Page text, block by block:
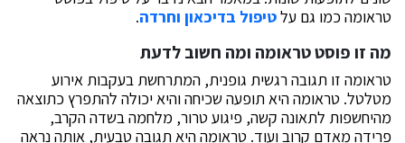
טראומה כמו גם עלטיפול בדיכאון וחרדה.
מה זו פוסט טראומה ומה חשוב לדעת
טראומה זו תגובה רגשית גופנית, המתרחשת בעקבות אירוע
מטלטל. טראומה היא תופעה שכיחה והיא יכולה להתפרץ כתוצאה
מהיחשפות לתאונה קשה, פיגוע טרור, מלחמה בשדה הקרב,
פרידה מאדם קרוב ועוד. טראומה היא תגובה טבעית, אותה נראה